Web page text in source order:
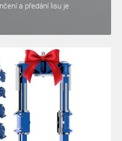
a předání lisu je